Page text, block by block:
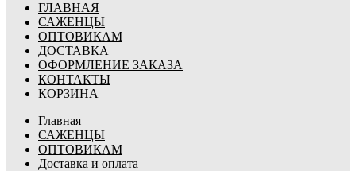
ГЛАВНАЯ
САЖЕНЦЫ
ОПТОВИКАМ
ДОСТАВКА
ОФОРМЛЕНИЕ ЗАКАЗА
КОНТАКТЫ
КОРЗИНА
Главная
САЖЕНЦЫ
ОПТОВИКАМ
Доставка и оплата